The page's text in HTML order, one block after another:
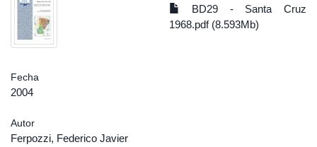
BD29 - Santa Cruz
1968.pdf (8.593Mb)
Fecha
2004
Autor
Ferpozzi, Federico Javier